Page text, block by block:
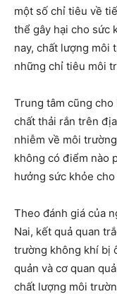
một số chỉ tiêu về
thể gây hại cho sức
nay, chất lượng môi
những chỉ tiêu môi
Trung tâm cũng cho
chất thải rắn trên
nhiễm về môi
không có điểm nào
hưởng sức khỏe
Theo đánh giá của
Nai, kết quả quan
trường không khí bị
quản và cơ quan
chất lượng môi